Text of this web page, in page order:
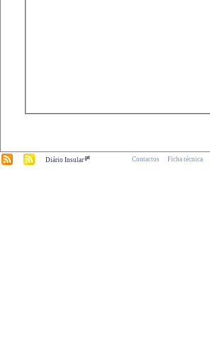
Diário Insular.pt Contactos Ficha técnica